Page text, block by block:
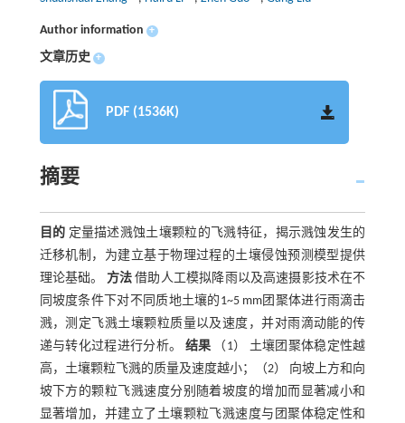
Author information +
文章历史 +
PDF (1536K)
摘要
目的 定量描述溅蚀土壤颗粒的飞溅特征，揭示溅蚀发生的
迁移机制，为建立基于物理过程的土壤侵蚀预测模型提供
理论基础。 方法 借助人工模拟降雨以及高速摄影技术在不
同坡度条件下对不同质地土壤的1~5 mm团聚体进行雨滴击
溅，测定飞溅土壤颗粒质量以及速度，并对雨滴动能的传
递与转化过程进行分析。 结果 （1） 土壤团聚体稳定性越
高，土壤颗粒飞溅的质量及速度越小；（2） 向坡上方和向
坡下方的颗粒飞溅速度分别随着坡度的增加而显著减小和
显著增加，并建立了土壤颗粒飞溅速度与团聚体稳定性和